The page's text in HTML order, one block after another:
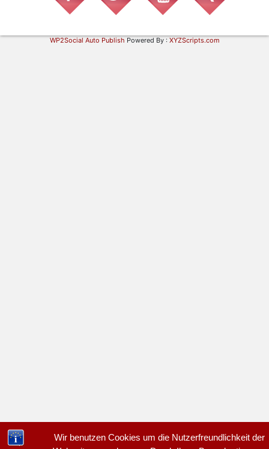
Wir benutzen Cookies um die Nutzerfreundlichkeit der
WP2Social Auto Publish Powered By : XYZScripts.com